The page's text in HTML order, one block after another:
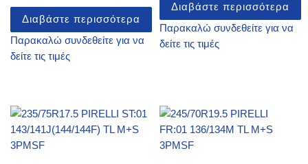
Διαβάστε περισσότερα
Παρακαλώ συνδεθείτε για να
δείτε τις τιμές
Διαβάστε περισσότερα
Παρακαλώ συνδεθείτε για να
δείτε τις τιμές